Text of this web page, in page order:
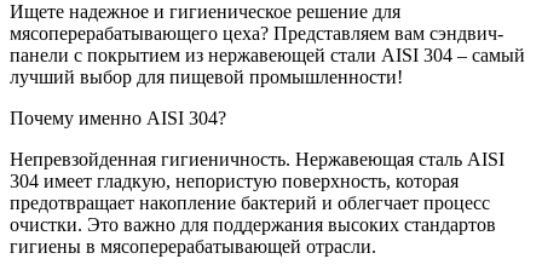
Ищете надежное и гигиеническое решение для
мясоперерабатывающего цеха? Представляем вам сэндвич-
панели с покрытием из нержавеющей стали AISI 304 – самый
лучший выбор для пищевой промышленности!
Почему именно AISI 304?
Непревзойденная гигиеничность. Нержавеющая сталь AISI
304 имеет гладкую, непористую поверхность, которая
предотвращает накопление бактерий и облегчает процесс
очистки. Это важно для поддержания высоких стандартов
гигиены в мясоперерабатывающей отрасли.